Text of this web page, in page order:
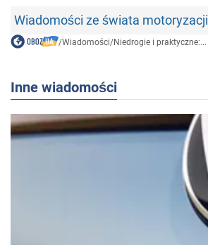
Wiadomości ze świata motoryzacji
/Wiadomości/Niedrogie i praktyczne:...
Inne wiadomości